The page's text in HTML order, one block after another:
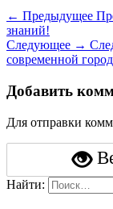
← Предыдущее
знаний!
Следующее →
современной
Добавить
Для отправки
Найти: